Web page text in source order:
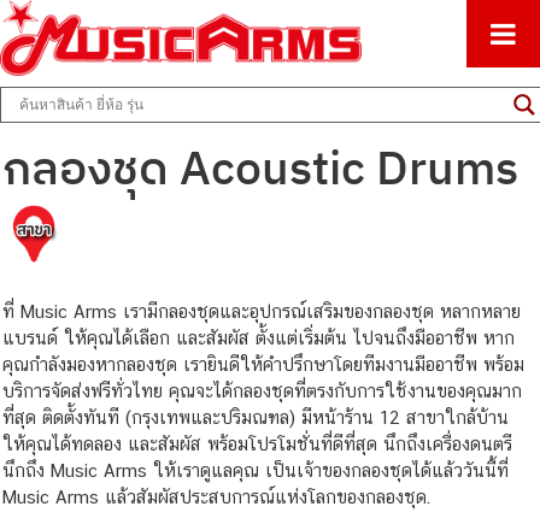
Music Arms
ศูนย์รวมครื่องดนตรีทุกชนิด ตั้งแต่เริ่มต้นถึงมืออาชีพ
กลองชุด Acoustic Drums
ที่ Music Arms เรามีกลองชุดและอุปกรณ์เสริมของกลองชุด หลากหลาย
แบรนด์ ให้คุณได้เลือก และสัมผัส ตั้งแต่เริ่มต้น ไปจนถึงมืออาชีพ หาก
คุณกำลังมองหากลองชุด เรายินดีให้คำปรึกษาโดยทีมงานมืออาชีพ พร้อม
บริการจัดส่งฟรีทั่วไทย คุณจะได้กลองชุดที่ตรงกับการใช้งานของคุณมาก
ที่สุด ติดตั้งทันที (กรุงเทพและปริมณฑล) มีหน้าร้าน 12 สาขาใกล้บ้าน
ให้คุณได้ทดลอง และสัมผัส พร้อมโปรโมชั่นที่ดีที่สุด นึกถึงเครื่องดนตรี
นึกถึง Music Arms ให้เราดูแลคุณ เป็นเจ้าของกลองชุดได้แล้ววันนี้ที่
Music Arms แล้วสัมผัสประสบการณ์แห่งโลกของกลองชุด.